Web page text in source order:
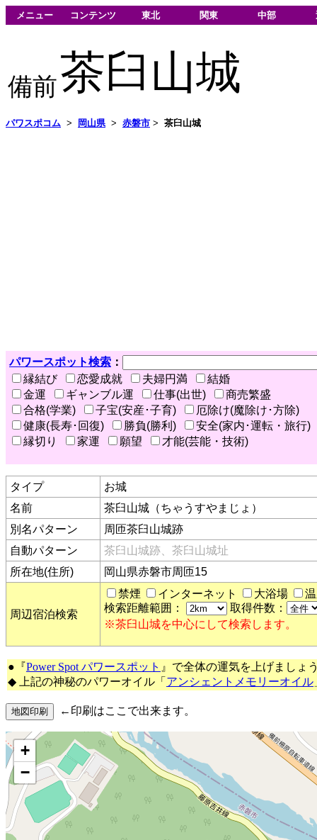
メニュー コンテンツ 東北 関東 中部
備前茶臼山城
パワスポコム > 岡山県> 赤磐市 > 茶臼山城
パワースポット検索 ：
縁結び
恋愛成就 夫婦円満
結婚
金運
ギャンブル運 仕事(出世)
商売繁盛
合格(学業)
子宝(安産･子育)
厄除け(魔除け･方除)
健康(長寿･回復)
勝負(勝利)
安全(家内･運転・旅行)
縁切り
家運 願望 才能(芸能・技術)
タイプ
お城
名前
茶臼山城（ちゃうすやまじょ）
別名パターン
周匝茶臼山城跡
自動パターン
茶臼山城跡、茶臼山城址
所在地(住所)
岡山県赤磐市周匝15
周辺宿泊検索
禁煙 インターネット 大浴場
検索距離範囲：
取得件数：
※茶臼山城を中心にして検索します。
●『Power Spot パワースポット 』で全体の運気を上げましょ
◆ 上記の神秘のパワーオイル「 アンシェントメモリーオイル
←印刷はここで出来ます。
+
−